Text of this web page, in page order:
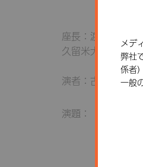
座長：渡邊 順子
久留米大学医学
演者：古城 真秀
演題：「PKU患
メデ
弊社
係者
一般